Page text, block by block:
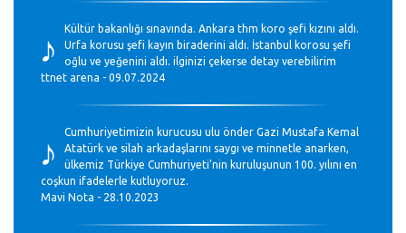
♪
Kültür bakanlığı sınavında. Ankara thm koro şefi kızını aldı.
Urfa korusu şefi kayın biraderini aldı. İstanbul korosu şefi
oğlu ve yeğenini aldı. ilginizi çekerse detay verebilirim
ttnet arena - 09.07.2024
♪
Cumhuriyetimizin kurucusu ulu önder Gazi Mustafa Kemal
Atatürk ve silah arkadaşlarını saygı ve minnetle anarken,
ülkemiz Türkiye Cumhuriyeti’nin kuruluşunun 100. yılını en
coşkun ifadelerle kutluyoruz.
Mavi Nota - 28.10.2023